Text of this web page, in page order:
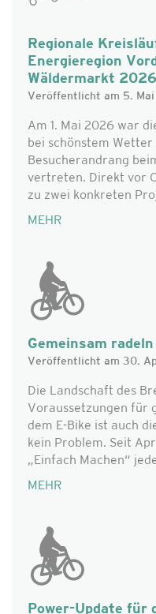
Regionale
Energieregion
Wäldermarkt
Veröffentlicht am 5.
Am 1. Mai 2026 war
bei schönstem
Besucherandrang
vertreten. Direkt vor
zu zwei konkreten
MEHR
Gemeinsam
Veröffentlicht am 30.
Die Landschaft des
Voraussetzungen für
dem E-Bike ist auch
kein Problem. Seit
„Einfach Machen“
MEHR
Power-Update für